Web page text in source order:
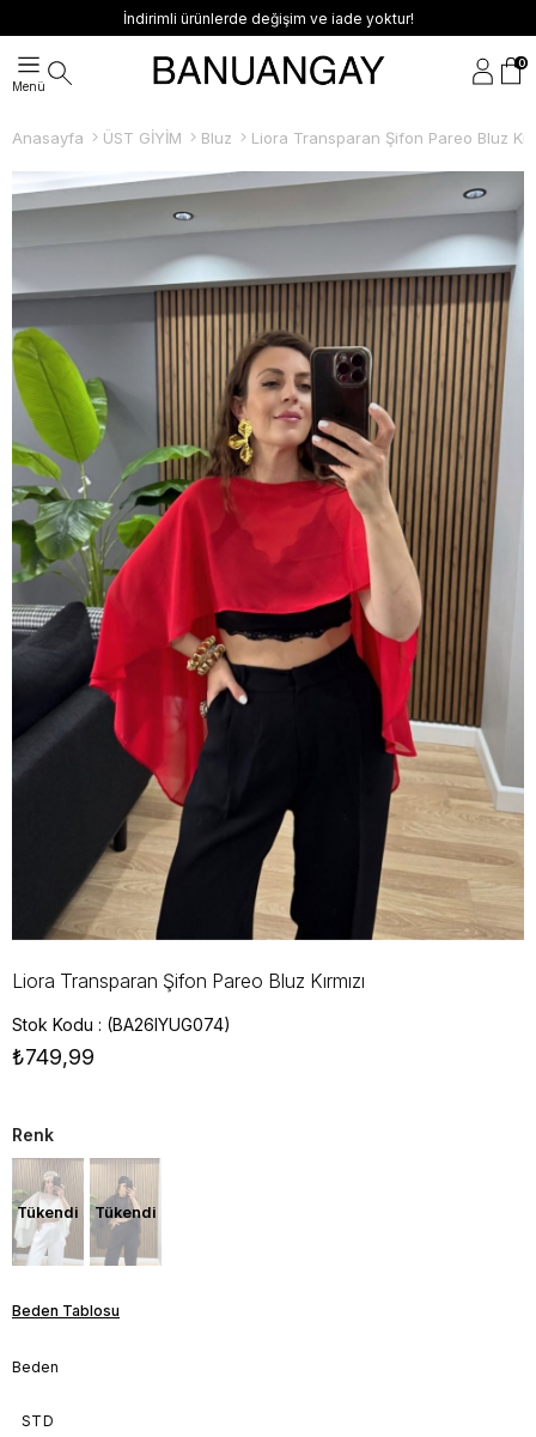
İndirimli ürünlerde değişim ve iade yoktur!
0
Anasayfa ÜST GİYİM Bluz Liora Transparan Şifon Pareo Bluz
Liora Transparan Şifon Pareo Bluz Kırmızı
Stok Kodu (BA26IYUG074)
₺749,99
Renk
Tükendi Tükendi
Beden Tablosu
Beden
STD